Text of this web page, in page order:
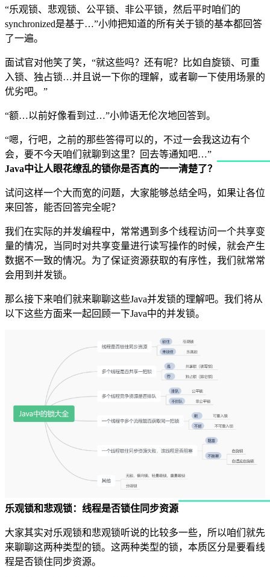
“乐观锁、悲观锁、公平锁、非公平锁，然后平时咱们的
synchronized是基于…”小帅把知道的所有关于锁的基本都回答
了一遍。
面试官对他笑了笑，“就这些吗？还有呢？比如自旋锁、可重
入锁、独占锁…并且说一下你的理解，或者聊一下使用场景的
优劣吧。”
“额…以前好像看到过…”小帅语无伦次地回答到。
“嗯，行吧，之前的那些答得可以的，不过一会我这边有个
会，要不今天咱们就聊到这里？回去等通知吧…”
Java中让人眼花缭乱的锁你是否真的一一清楚了？
试问这样一个大而宽的问题，大家能够总结全吗，如果让各位
来回答，能否回答完全呢？
我们在实际的并发编程中，常常遇到多个线程访问一个共享变
量的情况，当同时对共享变量进行读写操作的时候，就会产生
数据不一致的情况。为了保证资源获取的有序性，我们就常常
会用到并发锁。
那么接下来咱们就来聊聊这些Java并发锁的理解吧。我们将从
以下这些方面来一起回顾一下Java中的并发锁。
乐观锁和悲观锁：线程是否锁住同步资源
大家其实对乐观锁和悲观锁听说的比较多一些，所以咱们就先
来聊聊这两种类型的锁。这两种类型的锁，本质区分是要看线
程是否锁住同步资源。